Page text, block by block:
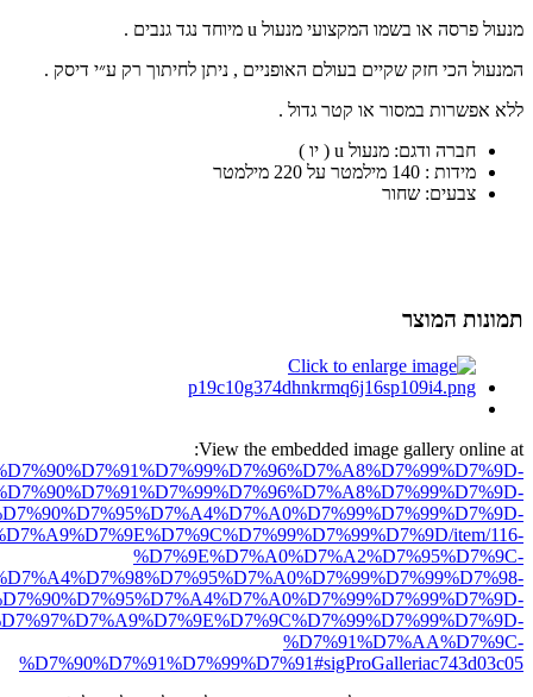
מנעול פרסה או בשמו המקצועי מנעול u מיוחד נגד גנבים .
המנעול הכי חזק שקיים בעולם האופניים , ניתן לחיתוך רק ע״י דיסק .
ללא אפשרות במסור או קטר גדול .
חברה ודגם: מנעול u ( יו )
מידות : 140 מילמטר על 220 מילמטר
צבעים: שחור
תמונות המוצר
View the embedded image gallery online at:
item/116-
%D7%9E%D7%A0%D7%A2%D7%95%D7%9C-
%D7%91%D7%AA%D7%9C-
%D7%90%D7%91%D7%99%D7%91#sigProGalleriac743d03c05